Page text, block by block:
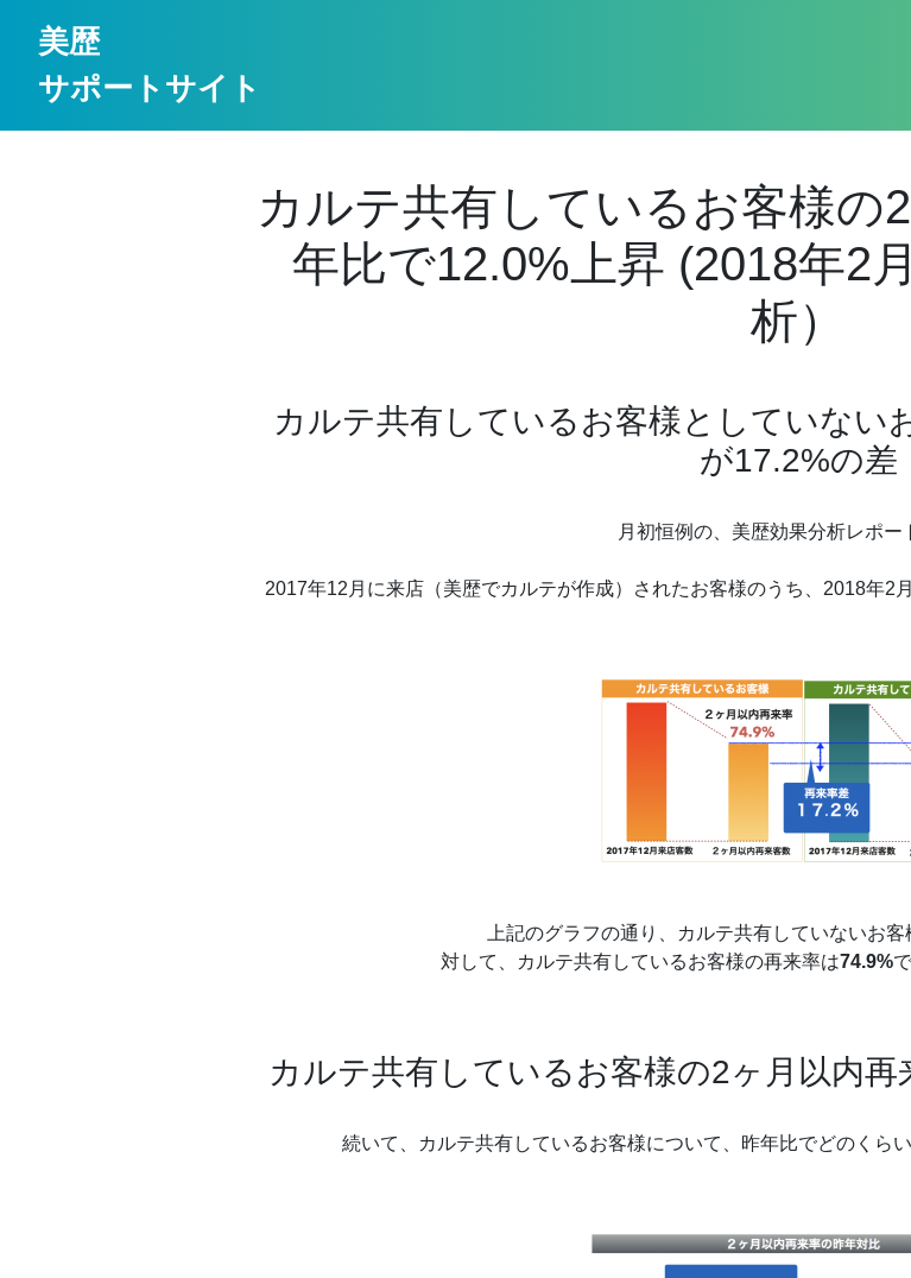
美歴
サポートサイト
カルテ共有しているお客様の
年比で12.0%上昇 (2018年2
析）
カルテ共有しているお客様としていない
が17.2%の差
月初恒例の、美歴効果分析レポー
2017年12月に来店（美歴でカルテが作成）されたお客様のうち、2018年2
上記のグラフの通り、カルテ共有していないお客
対して、カルテ共有しているお客様の再来率は74.9%で
カルテ共有しているお客様の2ヶ月以内再
続いて、カルテ共有しているお客様について、昨年比でどのくら